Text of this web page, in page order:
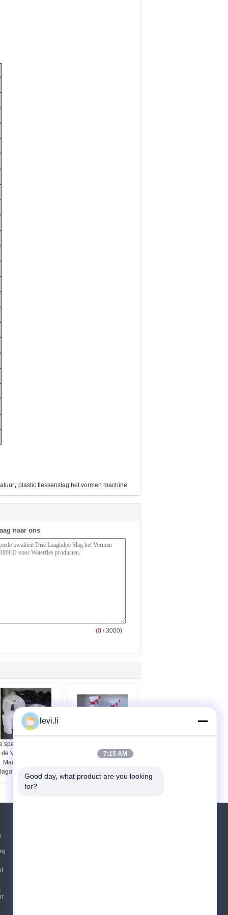
, plastic flessenslag het vormen machine
naar ons
(0 / 3000)
speciale HDPE van
de Vormcontainer
Machine van het
5L - 10L
Standaardmachine van
Nevelwater
levi.li
7:15 AM
Good day, what product are you looking
for?